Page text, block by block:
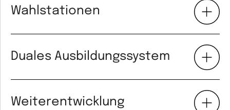
Wahlstationen
Duales Ausbildungssystem
Weiterentwicklung